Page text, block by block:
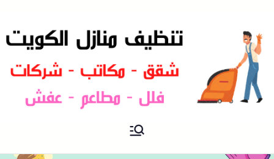
شركة تنظيف منازل و شقق في